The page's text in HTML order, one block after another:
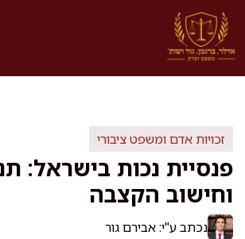
לדלג
לתוכן
זכויות אדם ומשפט ציבורי
פנסיית נכות בישראל:
וחישוב הקצבה
נכתב ע"י: אבירם גור